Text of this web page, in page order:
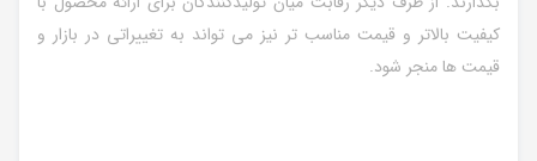
کیفیت بالاتر و قیمت مناسب تر نیز می تواند به تغییراتی در بازار و
قیمت ها منجر شود.